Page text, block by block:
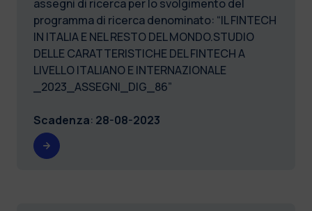
assegni di ricerca per lo svolgimento del
programma di ricerca denominato: “IL FINTECH
IN ITALIA E NEL RESTO DEL MONDO.STUDIO
DELLE CARATTERISTICHE DEL FINTECH A
LIVELLO ITALIANO E INTERNAZIONALE
_2023_ASSEGNI_DIG_86”
Scadenza: 28-08-2023